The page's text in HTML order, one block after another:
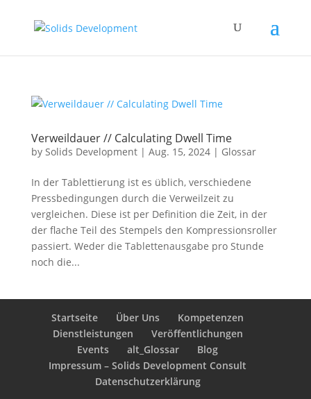
Verweildauer // Calculating Dwell Time
by Solids Development| Aug. 15, 2024| Glossar
In der Tablettierung ist es üblich, verschiedene
Pressbedingungen durch die Verweilzeit zu
vergleichen. Diese ist per Definition die Zeit, in der
der flache Teil des Stempels den Kompressionsroller
passiert. Weder die Tablettenausgabe pro Stunde
noch die...
Startseite Über Uns
Kompetenzen
Dienstleistungen
Veröffentlichungen
Events
alt_Glossar
Blog
Impressum – Solids Development Consult
Datenschutzerklärung